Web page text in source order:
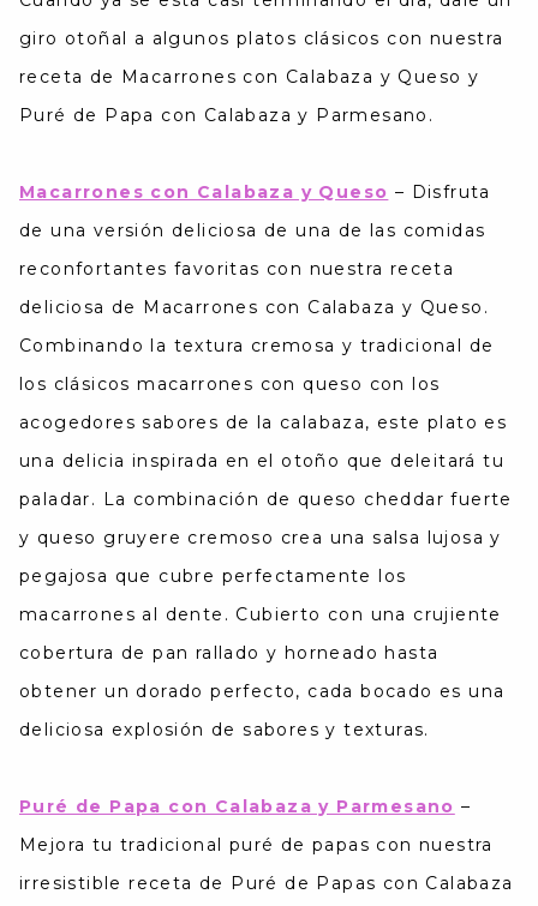
giro otoñal a algunos platos clásicos con nuestra
receta de Macarrones con Calabaza y Queso y
Puré de Papa con Calabaza y Parmesano.
Macarrones con Calabaza y Queso – Disfruta
de una versión deliciosa de una de las comidas
reconfortantes favoritas con nuestra receta
deliciosa de Macarrones con Calabaza y Queso.
Combinando la textura cremosa y tradicional de
los clásicos macarrones con queso con los
acogedores sabores de la calabaza, este plato es
una delicia inspirada en el otoño que deleitará tu
paladar. La combinación de queso cheddar fuerte
y queso gruyere cremoso crea una salsa lujosa y
pegajosa que cubre perfectamente los
macarrones al dente. Cubierto con una crujiente
cobertura de pan rallado y horneado hasta
obtener un dorado perfecto, cada bocado es una
deliciosa explosión de sabores y texturas.
Puré de Papa con Calabaza y Parmesano –
Mejora tu tradicional puré de papas con nuestra
irresistible receta de Puré de Papas con Calabaza